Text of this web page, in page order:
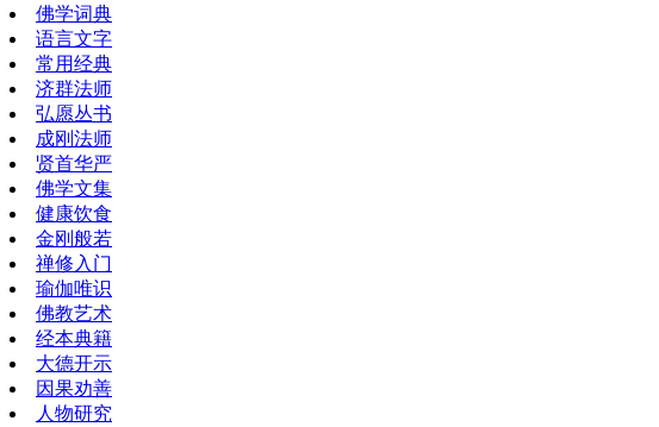
佛学词典
语言文字
常用经典
济群法师
弘愿丛书
成刚法师
贤首华严
佛学文集
健康饮食
金刚般若
禅修入门
瑜伽唯识
佛教艺术
经本典籍
大德开示
因果劝善
人物研究